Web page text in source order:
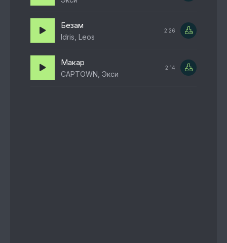
Безам
Idris, Leos
2:26
Макар
CAPTOWN, Экси
2:14